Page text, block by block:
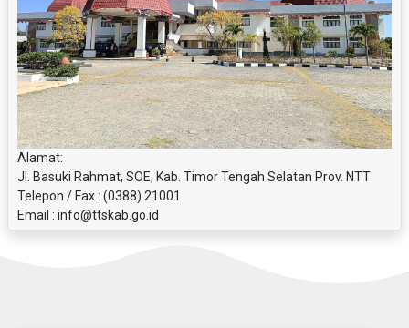
Alamat:
Jl. Basuki Rahmat, SOE, Kab. Timor Tengah Selatan Prov. NTT
Telepon / Fax : (0388) 21001
Email : info@ttskab.go.id